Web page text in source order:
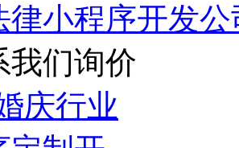
律小程序开发公
我们询价